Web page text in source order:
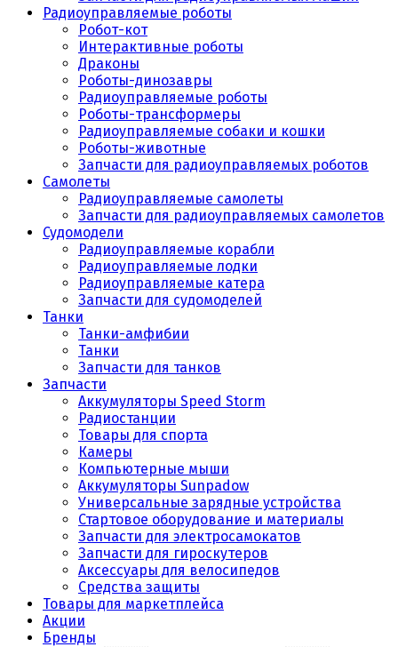
Радиоуправляемые роботы
Робот-кот
Интерактивные роботы
Драконы
Роботы-динозавры
Радиоуправляемые роботы
Роботы-трансформеры
Радиоуправляемые собаки и кошки
Роботы-животные
Запчасти для радиоуправляемых роботов
Самолеты
Радиоуправляемые самолеты
Запчасти для радиоуправляемых самолетов
Судомодели
Радиоуправляемые корабли
Радиоуправляемые лодки
Радиоуправляемые катера
Запчасти для судомоделей
Танки
Танки-амфибии
Танки
Запчасти для танков
Запчасти
Аккумуляторы Speed Storm
Радиостанции
Товары для спорта
Камеры
Компьютерные мыши
Аккумуляторы Sunpadow
Универсальные зарядные устройства
Стартовое оборудование и материалы
Запчасти для электросамокатов
Запчасти для гироскутеров
Аксессуары для велосипедов
Средства защиты
Товары для маркетплейса
Акции
Бренды